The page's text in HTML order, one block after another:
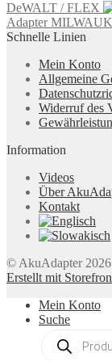
DeWALT / FLEX
Adapter
Schnelle Linien
Mein Konto
Allgemeine
Widerruf des
Information
Videos
Über
Kontakt
© AkuAdapter 2026
Erstellt mit
Mein Konto
Suche
search